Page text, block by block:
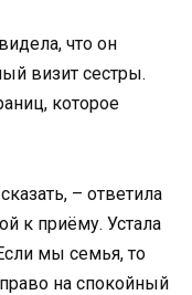
что он
визит сестры.
которое
– ответила
к приёму. Устала
мы семья, то
на спокойный